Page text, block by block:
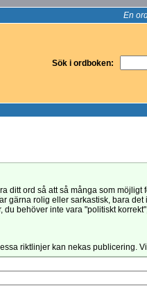
En
Sök i ordboken:
ditt ord så att så många som
gärna rolig eller sarkastisk, bara det
du behöver inte vara "politiskt
riktlinjer kan nekas publicering.